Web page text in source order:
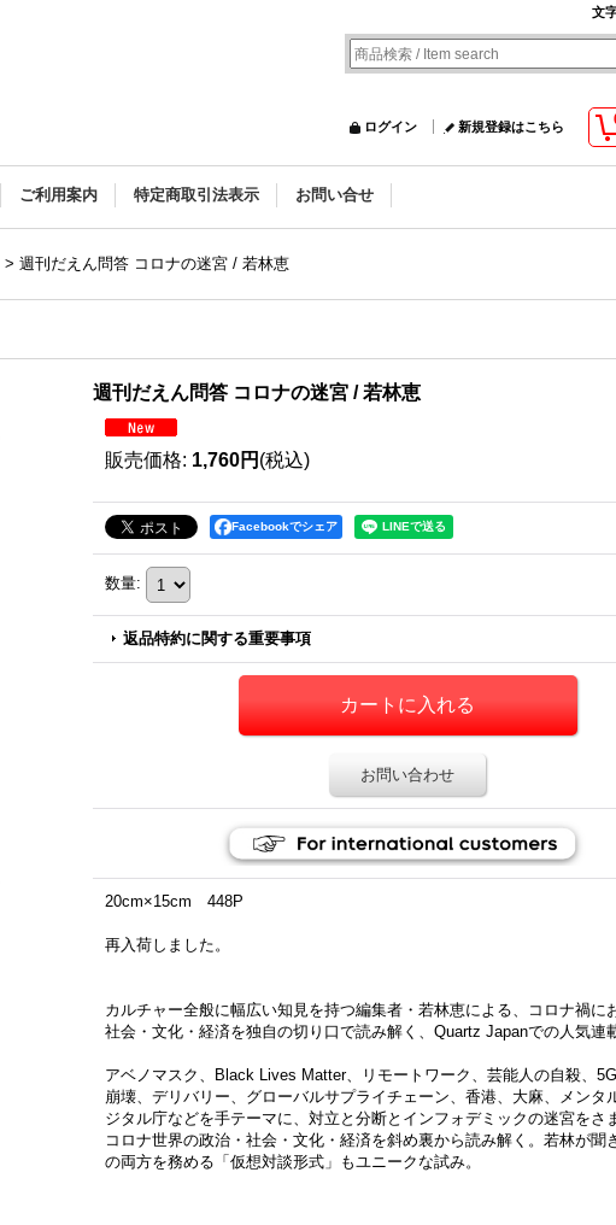
文
ログイン 新規登録はこちら
ご利用案内 特定商取引法表示 お問い合せ
> 週刊だえん問答 コロナの迷宮 / 若林恵
週刊だえん問答 コロナの迷宮 / 若林恵
販売価格: 1,760円 (税込)
Facebookでシェア
数量:
返品特約に関する重要事項
お問い合わせ
20cm×15cm 448P
再入荷しました。
カルチャー全般に幅広い知見を持つ編集者・若林恵による、コロナ禍に
社会・文化・経済を独自の切り口で読み解く、Quartz Japanでの人気連
アベノマスク、Black Lives Matter、リモートワーク、芸能人の自殺、
崩壊、デリバリー、グローバルサプライチェーン、香港、大麻、メンタ
ジタル庁などを手テーマに、対立と分断とインフォデミックの迷宮をさ
コロナ世界の政治・社会・文化・経済を斜め裏から読み解く。若林が聞
の両方を務める「仮想対談形式」もユニークな試み。